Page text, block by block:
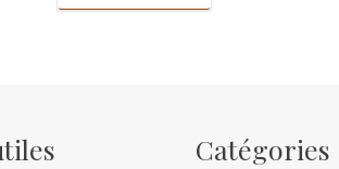
Catégories